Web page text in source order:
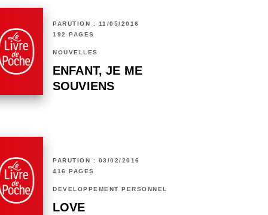
PARUTION : 11/05/2016
192 PAGES
NOUVELLES
ENFANT, JE ME
SOUVIENS
PARUTION : 03/02/2016
416 PAGES
DÉVELOPPEMENT PERSONNEL
LOVE